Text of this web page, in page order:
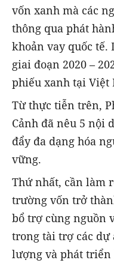
vốn xanh mà các
thông qua phát
khoản vay quốc tế.
giai đoạn 2020 –
phiếu xanh tại Việt
Từ thực tiễn trên,
Cảnh đã nêu 5 nội
đẩy đa dạng hóa
vững.
Thứ nhất, cần làm
trường vốn trở
bổ trợ cùng nguồn
trong tài trợ các dự
lượng và phát triển